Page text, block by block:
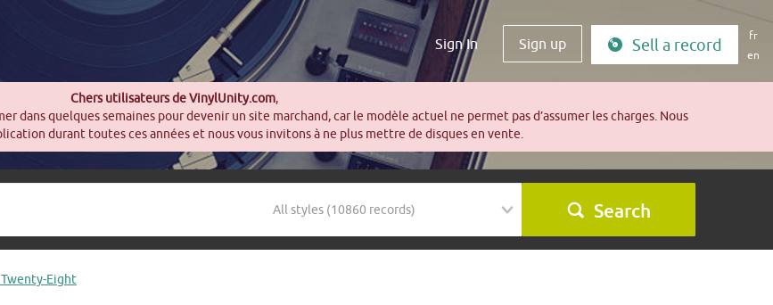
Chers utilisateurs de VinylUnity.com,
dans quelques semaines pour devenir un site marchand, car le modèle actuel ne permet pas d’assumer les charges. Nous
durant toutes ces années et nous vous invitons à ne plus mettre de disques en vente.
Sign In Sign up Sell a record
fr
en
Search
Twenty-Eight